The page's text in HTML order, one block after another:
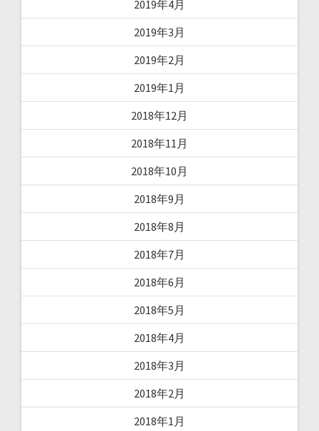
2019年4月
2019年3月
2019年2月
2019年1月
2018年12月
2018年11月
2018年10月
2018年9月
2018年8月
2018年7月
2018年6月
2018年5月
2018年4月
2018年3月
2018年2月
2018年1月